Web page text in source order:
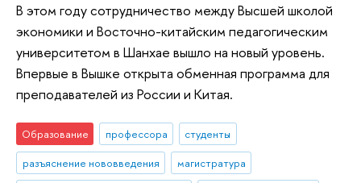
В этом году сотрудничество между Высшей школой
экономики и Восточно-китайским педагогическим
университетом в Шанхае вышло на новый уровень.
Впервые в Вышке открыта обменная программа для
преподавателей из России и Китая.
Образование профессора
студенты
разъяснение нововведения
магистратура